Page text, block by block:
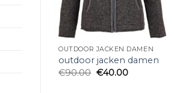
OUTDOOR JACKEN DAMEN
outdoor jacken damen
€90.00 €40.00